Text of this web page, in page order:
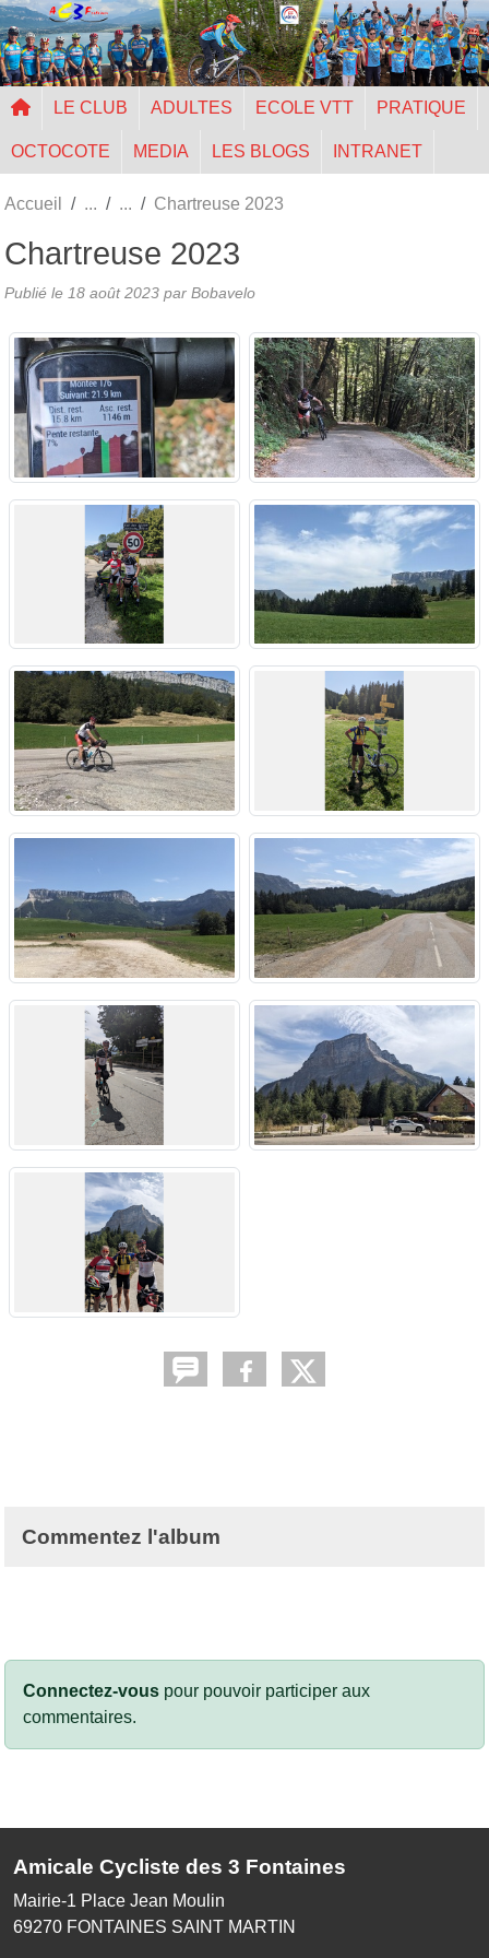
LE CLUB ADULTES ECOLE VTT PRATIQUE
OCTOCOTE MEDIA LES BLOGS INTRANET
Accueil Chartreuse 2023
Chartreuse 2023
Publié le 18 août 2023 par Bobavelo
Commentez l'album
Connectez-vous pour pouvoir participer aux
commentaires.
Amicale Cycliste des 3 Fontaines
Mairie-1 Place Jean Moulin
69270 FONTAINES SAINT MARTIN
Panneau de gestion des cookies